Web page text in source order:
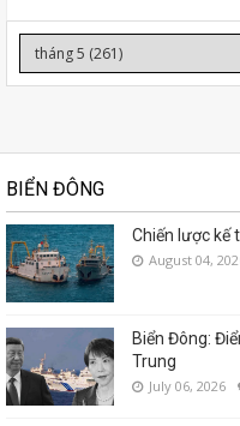
BIỂN ĐÔNG
Chiến lược kế
August 04,
Biển Đông:
Trung
July 06, 2026